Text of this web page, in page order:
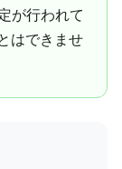
が行われて
はできませ